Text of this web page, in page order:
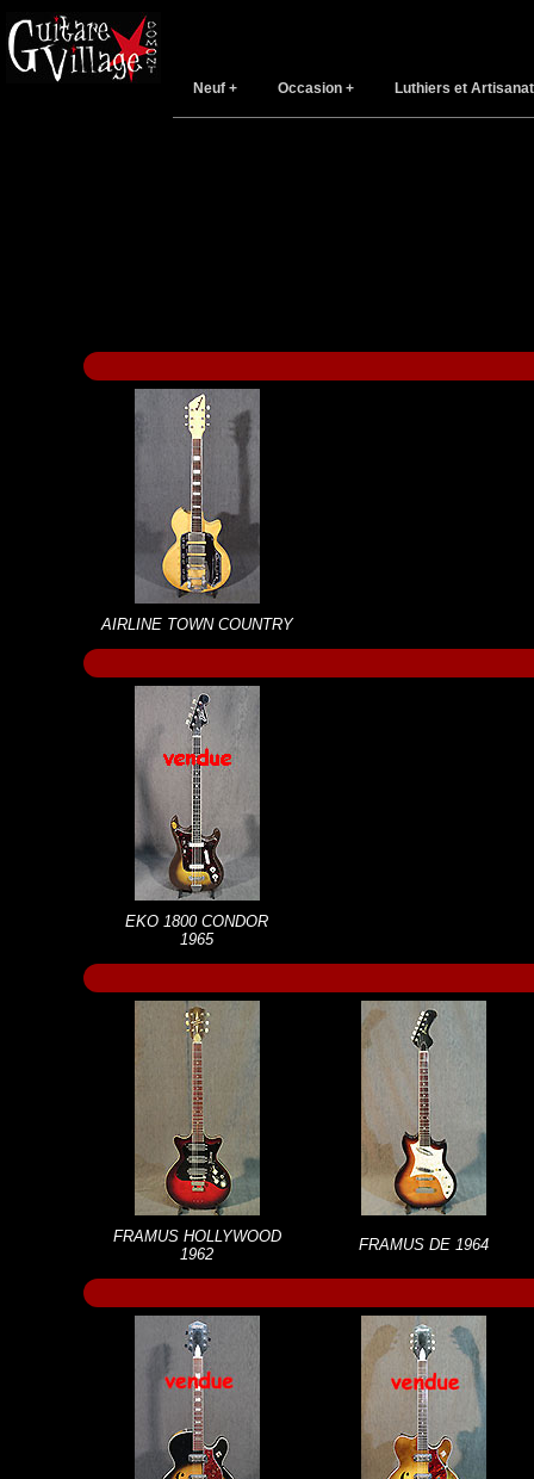
Neuf Occasion Luthiers et Artisanat
AIRLINE TOWN COUNTRY
EKO 1800 CONDOR
1965
FRAMUS HOLLYWOOD
1962
FRAMUS DE 1964